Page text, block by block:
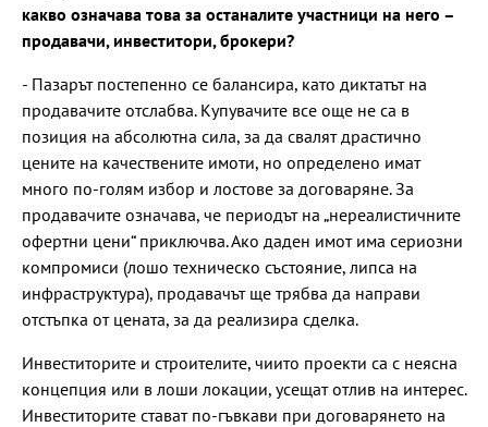
какво означава това за останалите участници на него –
продавачи, инвеститори, брокери?
- Пазарът постепенно се балансира, като диктатът на
продавачите отслабва. Купувачите все още не са в
позиция на абсолютна сила, за да свалят драстично
цените на качествените имоти, но определено имат
много по-голям избор и лостове за договаряне. За
продавачите означава, че периодът на „нереалистичните
офертни цени“ приключва. Ако даден имот има сериозни
компромиси (лошо техническо състояние, липса на
инфраструктура), продавачът ще трябва да направи
отстъпка от цената, за да реализира сделка.
Инвеститорите и строителите, чиито проекти са с неясна
концепция или в лоши локации, усещат отлив на интерес.
Инвеститорите стават по-гъвкави при договарянето на